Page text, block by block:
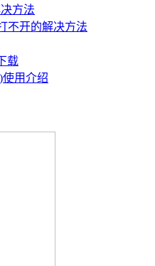
方法
不开的解决方法
载
使用介绍